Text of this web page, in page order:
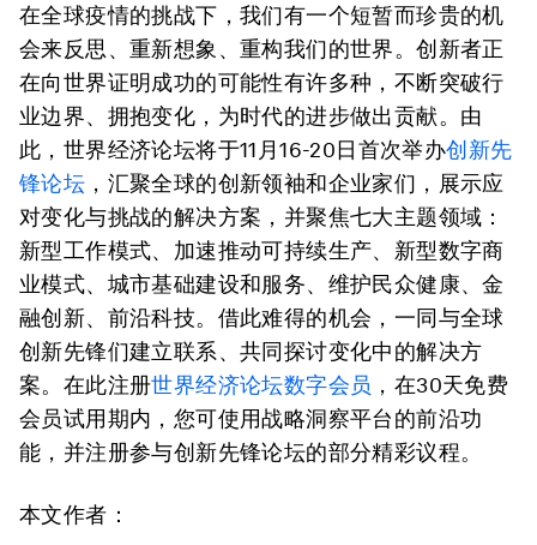
在全球疫情的挑战下，我们有一个短暂而珍贵的机
会来反思、重新想象、重构我们的世界。创新者正
在向世界证明成功的可能性有许多种，不断突破行
业边界、拥抱变化，为时代的进步做出贡献。由
此，世界经济论坛将于11月16-20日首次举办创新先
锋论坛 ，汇聚全球的创新领袖和企业家们，展示应
对变化与挑战的解决方案，并聚焦七大主题领域：
新型工作模式、加速推动可持续生产、新型数字商
业模式、城市基础建设和服务、维护民众健康、金
融创新、前沿科技。借此难得的机会，一同与全球
创新先锋们建立联系、共同探讨变化中的解决方
案。在此注册世界经济论坛数字会员 ，在30天免费
会员试用期内，您可使用战略洞察平台的前沿功
能，并注册参与创新先锋论坛的部分精彩议程。
本文作者：